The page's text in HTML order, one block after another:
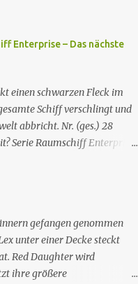
oder Gefährten
auf der Erde
beenden können. Im
der Erde leben lässt. Doch
der Taelons
um ihre wahren
Enterprise – Das nächste
einen schwarzen Fleck im
Schiff verschlingt und
abbricht. Nr. (ges.) 28
Serie Raumschiff Enterprise
Erstaus­
17. Jan. 2013 Raumschiff
im 24. Jahrhundert und
des
den Missionen gehören das
gefangen genommen
unter einer Decke steckt
Red Daughter wird
ihre größere